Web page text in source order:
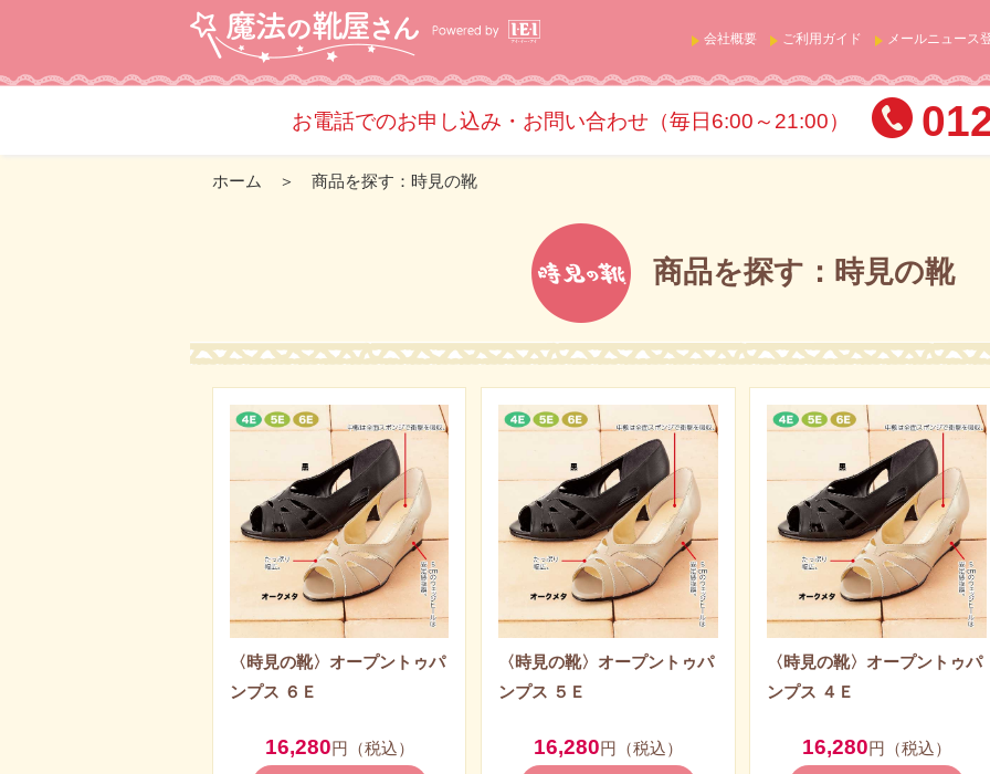
会社概要 ご利用ガイド メールニュース
お電話でのお申し込み・お問い合わせ（毎日6:00～21:00）
ホーム ＞ 商品を探す：時見の靴
商品を探す：時見の靴
〈時見の靴〉オープントゥパ
ンプス ６Ｅ
16,280円（税込）
〈時見の靴〉オープントゥパ
ンプス ５Ｅ
16,280円（税込）
〈時見の靴〉オープントゥパ
ンプス ４Ｅ
16,280円（税込）